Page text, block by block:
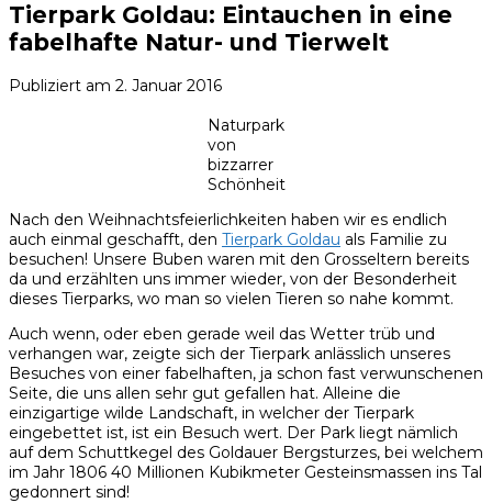
Tierpark Goldau: Eintauchen in eine
fabelhafte Natur- und Tierwelt
Publiziert am 2. Januar 2016
Naturpark
von
bizzarrer
Schönheit
Nach den Weihnachtsfeierlichkeiten haben wir es endlich
auch einmal geschafft, den Tierpark Goldau als Familie zu
besuchen! Unsere Buben waren mit den Grosseltern bereits
da und erzählten uns immer wieder, von der Besonderheit
dieses Tierparks, wo man so vielen Tieren so nahe kommt.
Auch wenn, oder eben gerade weil das Wetter trüb und
verhangen war, zeigte sich der Tierpark anlässlich unseres
Besuches von einer fabelhaften, ja schon fast verwunschenen
Seite, die uns allen sehr gut gefallen hat. Alleine die
einzigartige wilde Landschaft, in welcher der Tierpark
eingebettet ist, ist ein Besuch wert. Der Park liegt nämlich
auf dem Schuttkegel des Goldauer Bergsturzes, bei welchem
im Jahr 1806 40 Millionen Kubikmeter Gesteinsmassen ins Tal
gedonnert sind!